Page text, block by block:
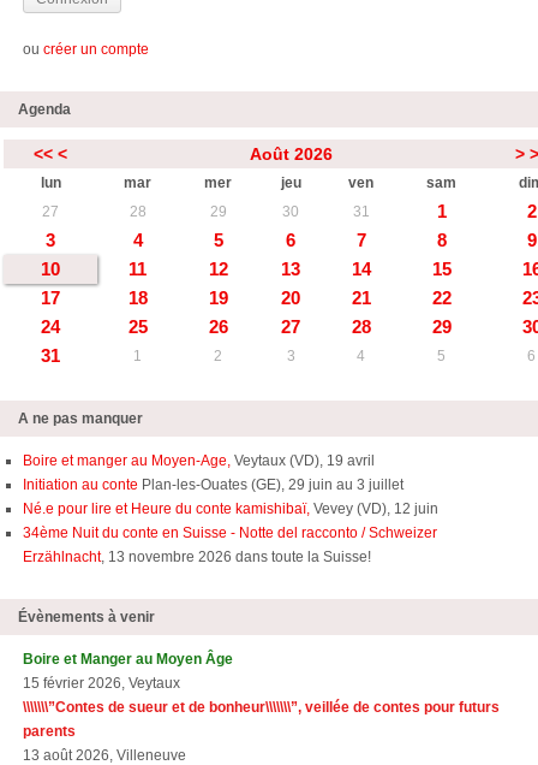
ou créer un compte
Agenda
<< < Août 2026 >
lun mar mer jeu ven sam
27
28 29 30 31 1
2
3
4 5 6 7 8
9
10
11 12 13 14 15
17
18 19 20 21 22
24
25 26 27 28 29
31
1 2 3 4 5 6
A ne pas manquer
Boire et manger au Moyen-Age, Veytaux (VD), 19 avril
Initiation au conte Plan-les-Ouates (GE), 29 juin au 3 juillet
Né.e pour lire et Heure du conte kamishibaï, Vevey (VD), 12 juin
34ème Nuit du conte en Suisse - Notte del racconto / Schweizer
Erzählnacht, 13 novembre 2026 dans toute la Suisse!
Évènements à venir
Boire et Manger au Moyen Âge
15 février 2026, Veytaux
\\\\\\\”Contes de sueur et de bonheur\\\\\\\”, veillée de contes pour futurs
parents
13 août 2026, Villeneuve